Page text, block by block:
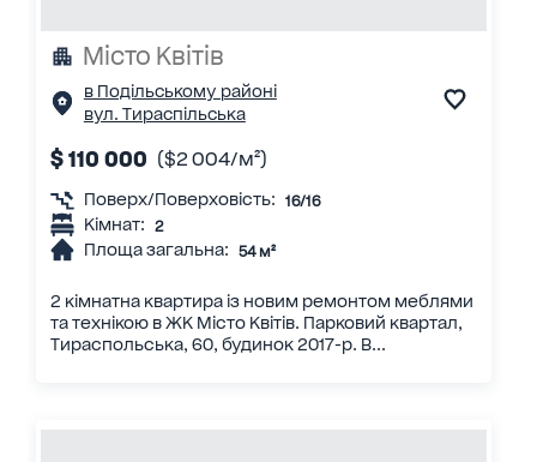
Місто Квітів
в Подільському районі
вул. Тираспільська
$ 110 000 ($2 004/м²)
Поверх/Поверховість: 16/16
Кімнат: 2
Площа загальна: 54 м²
2 кімнатна квартира із новим ремонтом меблями
та технікою в ЖК Місто Квітів. Парковий квартал,
Тираспольська, 60, будинок 2017-р. В...